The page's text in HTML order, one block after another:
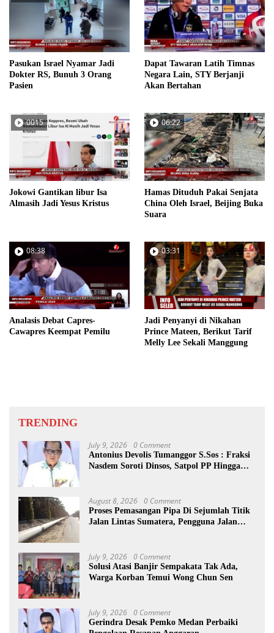
Pasukan Israel Nyamar Jadi
Dokter RS, Bunuh 3 Orang
Pasien
Dapat Tawaran Latih Timnas
Negara Lain, STY Berjanji
Akan Bertahan
0015
Jokowi Gantikan libur Isa
Almasih Jadi Yesus Kristus
06:22
Hamas Dituduh Pakai Senjata
China Oleh Israel, Beijing Buka
Suara
08:38
Analasis Debat Capres-
Cawapres Keempat Pemilu
03:31
Jadi Penyanyi di Nikahan
Prince Mateen, Berikut Tarif
Melly Lee Sekali Manggung
TRENDING
July 9, 2026 0 Comment
Antonius Devolis Tumanggor S.Sos : Fraksi
Nasdem Soroti Dinsos, Satpol PP Hingga
August 8, 2026 0 Comment
Proses Pemasangan Pipa Di Sejumlah Titik
Jalan Lintas Sumatera, Pengguna Jalan
July 9, 2026 0 Comment
Solusi Atasi Banjir Sempakata Tak Ada,
Warga Korban Temui Wong Chun Sen
July 9, 2026 0 Comment
Gerindra Desak Pemko Medan Perbaiki